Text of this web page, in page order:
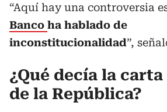
“Aquí hay una controversia
Banco ha hablado de
inconstitucionalidad”,
¿Qué decía la
de la República?